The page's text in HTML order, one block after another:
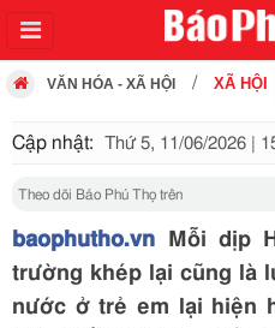
VĂN HÓA - XÃ HỘI XÃ HỘI
Cập nhật: Thứ 5, 11/06/2026 |
Theo dõi Báo Phú Thọ trên
baophutho.vn Mỗi dịp
trường khép lại cũng là
nước ở trẻ em lại hiện